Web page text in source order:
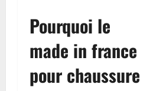
Pourquoi le
made in france
pour chaussure